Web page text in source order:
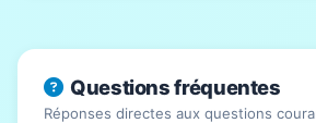
Questions fréquentes
Réponses directes aux questions